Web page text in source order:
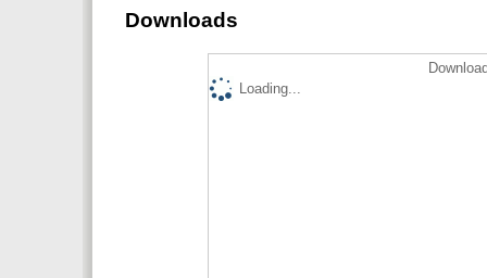
Downloads
Loading...